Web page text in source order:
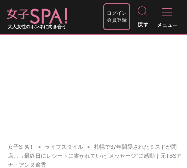
大人女性のホンネに向き合う
ログイン
会員登録
女子SPA！ ライフスタイル
札幌で37年間愛されたミスドが閉
店…→最終日にレシートに書かれていた“メッセージ”に感動｜元TBSア
ナ・アンヌ遙香